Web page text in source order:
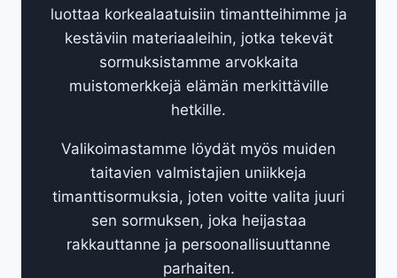
luottaa korkealaatuisiin timantteihimme ja
kestäviin materiaaleihin, jotka tekevät
sormuksistamme arvokkaita
muistomerkkejä elämän merkittäville
hetkille.
Valikoimastamme löydät myös muiden
taitavien valmistajien uniikkeja
timanttisormuksia, joten voitte valita juuri
sen sormuksen, joka heijastaa
rakkauttanne ja persoonallisuuttanne
parhaiten.